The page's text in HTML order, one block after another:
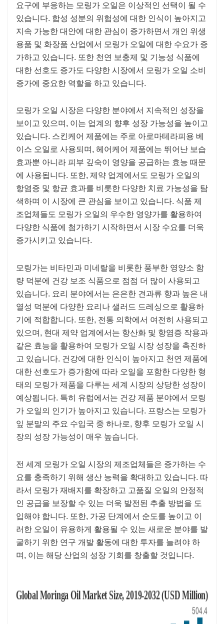
요구에 부응하는 모링가 오일은 이상적인 선택이 될 수
있습니다. 합성 성분의 위험성에 대한 인식이 높아지고
지속 가능한 대안에 대한 관심이 증가하면서 개인 위생
용품 및 화장품 산업에서 모링가 오일에 대한 수요가 증
가하고 있습니다. 또한 천연 보충제 및 기능성 식품에
대한 선호도 증가도 다양한 시장에서 모링가 오일 소비
증가에 중요한 역할을 하고 있습니다.
모링가 오일 시장은 다양한 분야에서 지속적인 성장을
보이고 있으며, 이는 업계의 향후 성장 가능성을 높이고
있습니다. 스킨케어 제품에는 주로 아로마테라피용 베
이스 오일로 사용되며, 헤어케어 제품에는 뛰어난 보습
효과뿐 아니라 피부 깊숙이 영양을 공급하는 효능 때문
에 사용됩니다. 또한, 제약 업계에서도 모링가 오일의
항염증 및 항균 효과를 비롯한 다양한 치료 가능성을 탐
색하며 이 시장에 큰 관심을 보이고 있습니다. 식품 제
조업체들도 모링가 오일의 우수한 영양가를 활용하여
다양한 식품에 첨가하기 시작하면서 시장 수요를 더욱
증가시키고 있습니다.
모링가는 비타민과 미네랄을 비롯한 풍부한 영양소 함
량 덕분에 건강 보조 식품으로 점점 더 많이 사용되고
있습니다. 요리 분야에서는 은은한 견과류 향과 높은 내
열성 덕분에 다양한 요리나 샐러드 드레싱으로 활용하
기에 적합합니다. 또한, 전통 의학에서 여전히 사용되고
있으며, 현대 제약 업계에서는 항산화 및 항염증 작용과
같은 효능을 활용하여 모링가 오일 시장 성장을 촉진하
고 있습니다. 건강에 대한 인식이 높아지고 천연 제품에
대한 선호도가 증가함에 따라 오일을 포함한 다양한 형
태의 모링가 제품을 다루는 세계 시장의 상당한 성장이
예상됩니다. 특히 유럽에서는 건강 제품 분야에서 모링
가 오일의 인기가 높아지고 있습니다. 프랑스는 모링가
잎 분말의 주요 수입국 중 하나로, 향후 모링가 오일 시
장의 성장 가능성이 매우 높습니다.
전 세계 모링가 오일 시장의 제조업체들은 증가하는 수
요를 충족하기 위해 생산 능력을 확대하고 있습니다. 따
라서 모링가 재배지를 확장하고 고품질 오일의 안정적
인 공급을 보장할 수 있는 더욱 발전된 추출 방법을 도
입해야 합니다. 또한, 가공 단계에서 순도를 높이고 이
러한 오일이 유용하게 활용될 수 있는 새로운 분야를 발
굴하기 위한 연구 개발 활동에 대한 투자를 늘려야 하
며, 이는 해당 산업의 성장 기회를 창출할 것입니다.